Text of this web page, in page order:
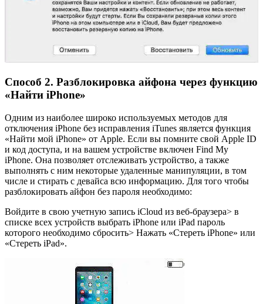
Способ 2. Разблокировка айфона через функцию
«Найти iPhone»
Одним из наиболее широко используемых методов для
отключения iPhone без исправления iTunes является функция
«Найти мой iPhone» от Apple. Если вы помните свой Apple ID
и код доступа, и на вашем устройстве включен Find My
iPhone. Она позволяет отслеживать устройство, а также
выполнять с ним некоторые удаленные манипуляции, в том
числе и стирать с девайса всю информацию. Для того чтобы
разблокировать айфон без пароля необходимо:
Войдите в свою учетную запись iCloud из веб-браузера> в
списке всех устройств выбрать iPhone или iPad пароль
которого необходимо сбросить> Нажать «Стереть iPhone» или
«Стереть iPad».